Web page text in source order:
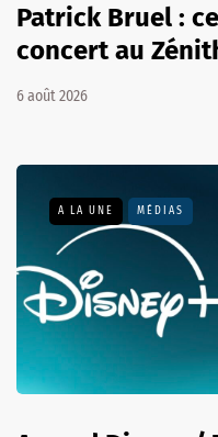
Patrick Bruel :
concert au
6 août 2026
A LA UNE MÉDIAS